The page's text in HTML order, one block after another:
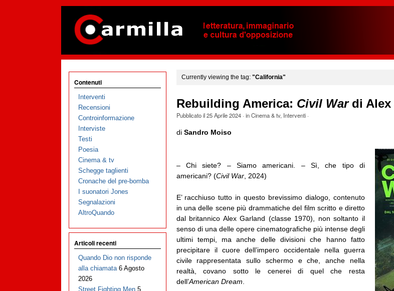
Currently viewing the tag: "California"
Rebuilding America: Civil Wardi Alex
Pubblicato il25 Aprile 2024· inCinema & tv, Interventi·
di Sandro Moiso
– Chi siete? – Siamo americani. – Sì, che tipo di
americani? (Civil War, 2024)
E’ racchiuso tutto in questo brevissimo dialogo, contenuto
in una delle scene più drammatiche del film scritto e diretto
dal britannico Alex Garland (classe 1970), non soltanto il
senso di una delle opere cinematografiche più intense degli
ultimi tempi, ma anche delle divisioni che hanno fatto
precipitare il cuore dell’impero occidentale nella guerra
civile rappresentata sullo schermo e che, anche nella
realtà, covano sotto le cenerei di quel che resta
dell’American Dream
Contenuti
Interventi
Recensioni
Controinformazione
Interviste
Testi
Poesia
Cinema & tv
Schegge taglienti
Cronache del pre-bomba
I suonatori Jones
Segnalazioni
AltroQuando
Articoli recenti
Quando Dio non risponde
alla chiamata 6 Agosto
2026
Street Fighting Men 5